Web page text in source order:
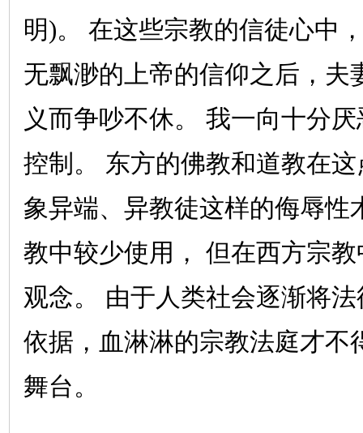
明)。
在这些宗教的信徒心中
无飘渺的上帝的信仰之后，夫
义而争吵不休。
我一向十分
控制。
东方的佛教和道教在
象异端、异教徒这样的侮辱性
教中较少使用，
但在西方宗
观念。
由于人类社会逐渐将
依据，血淋淋的宗教法庭才不
舞台。